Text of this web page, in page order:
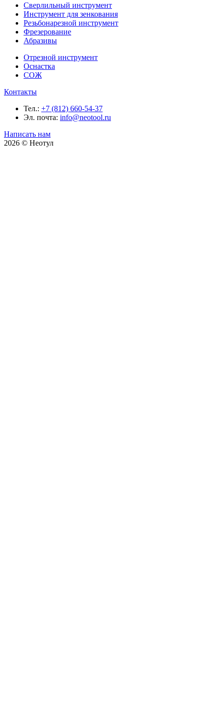
Сверлильный инструмент
Инструмент для зенкования
Резьбонарезной инструмент
Фрезерование
Абразивы
Отрезной инструмент
Оснастка
СОЖ
Контакты
Тел.: +7 (812) 660-54-37
Эл. почта: info@neotool.ru
Написать нам
2026 © Неотул